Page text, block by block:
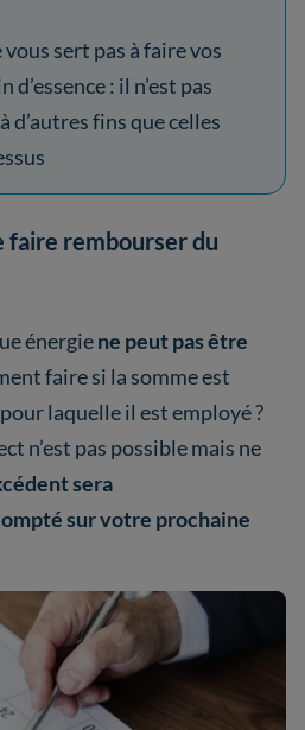
sert pas à faire vos
: il n’est pas
d’autres fins que celles
faire rembourser du
énergiene peut pas être
faire si la somme est
laquelle il est employé ?
n’est pas possible mais ne
sera
sur votre prochaine